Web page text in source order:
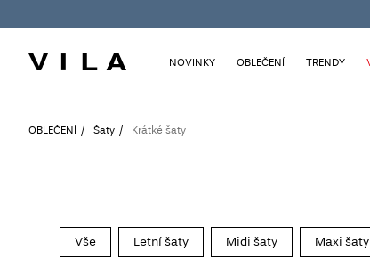
NOVINKY OBLEČENÍ TRENDY
OBLEČENÍ Šaty Krátké šaty
Vše Letní šaty Midi šaty Maxi šaty